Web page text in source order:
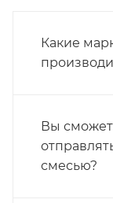
Какие
Вы
смесью?